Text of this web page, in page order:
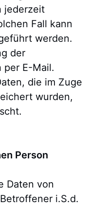
jederzeit
Fall kann
werden.
der
per E-Mail.
die im Zuge
wurden,
Person
Daten von
i.S.d.